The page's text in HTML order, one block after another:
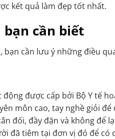
kết quả làm đẹp tốt nhất.
cần biết
cần lưu ý những điều
được cấp bởi Bộ Y tế
môn cao, tay nghề giỏi
đối, đầy đặn và không để
đã tiêm tại đơn vị đó để có